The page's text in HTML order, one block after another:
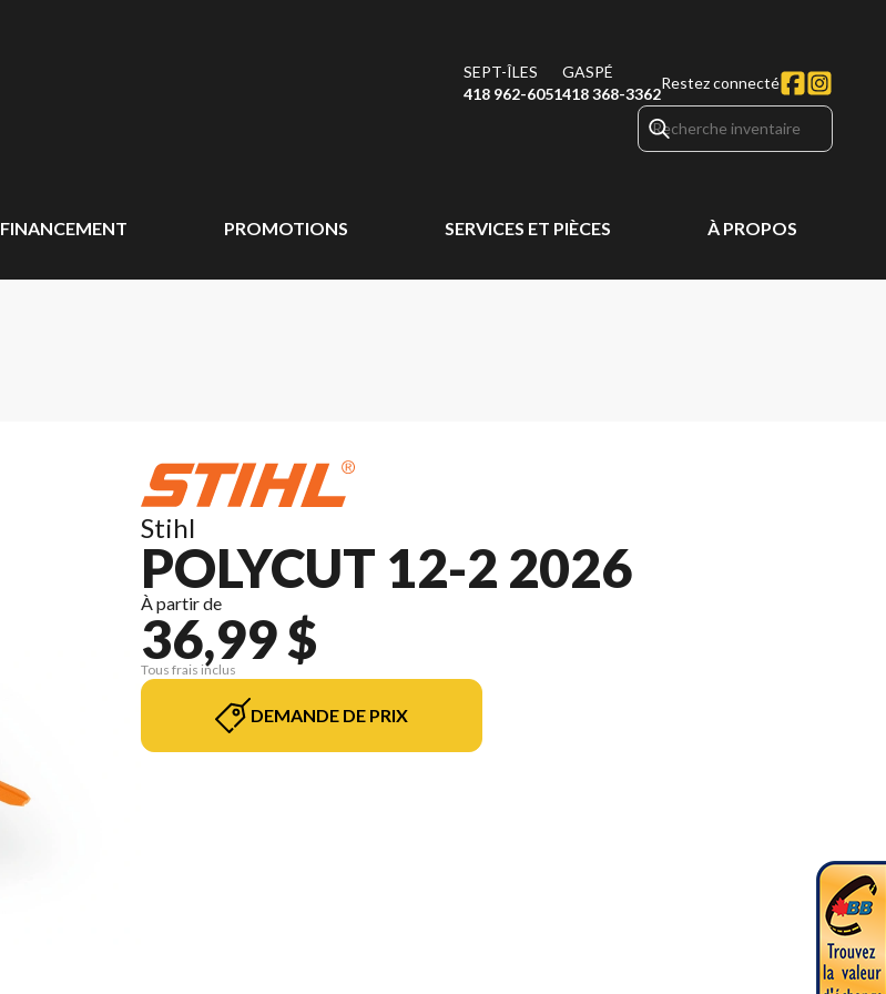
SEPT-ÎLES
418 962-6051
GASPÉ
418 368-3362
Restez connecté
FINANCEMENT PROMOTIONS SERVICES ET PIÈCES À PROPOS
Stihl
POLYCUT 12-2 2026
À partir de
36,99 $
Tous frais inclus
DEMANDE DE PRIX